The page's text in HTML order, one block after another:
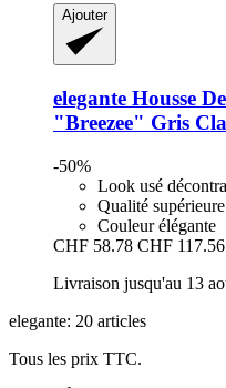
Ajouter
elegante Housse
"Breezee" Gris
-50%
Look usé
Qualité supérieure
Couleur élégante
CHF 58.78 CHF 117.56
Livraison jusqu'au 13
elegante: 20 articles
Tous les prix TTC.